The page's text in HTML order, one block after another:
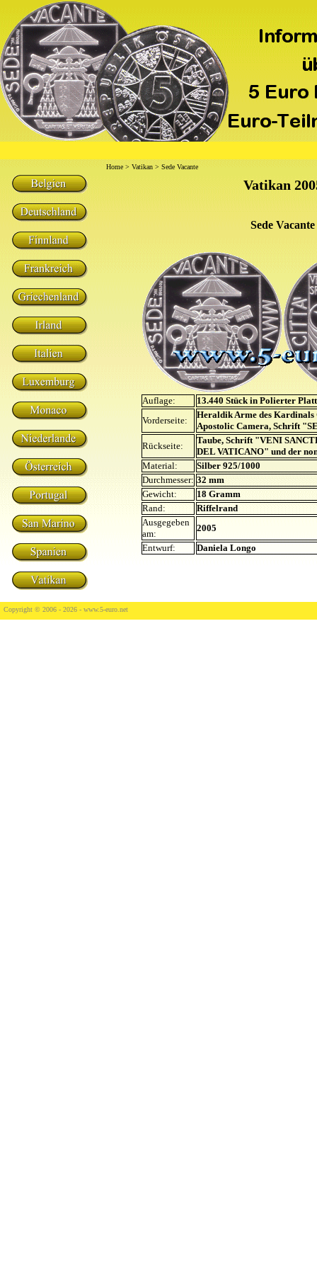
Home > Vatikan > Sede Vacante
Vatikan
Sede Vacante
Auflage:
13.440 Stück in Polierter
Vorderseite:
Heraldik Arme des Kardinals
Apostolic Camera, Schrift
Rückseite:
Taube, Schrift "VENI
DEL VATICANO" und der
Material:
Silber 925/1000
Durchmesser: 32 mm
Gewicht:
18 Gramm
Rand:
Riffelrand
Ausgegeben
am:
2005
Entwurf:
Daniela Longo
Copyright © 2006 - 2026 - www.5-euro.net